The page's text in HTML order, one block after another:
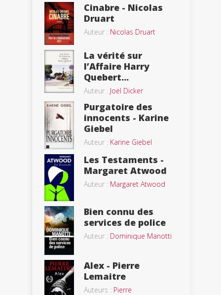
Cinabre - Nicolas
Druart
Auteur : Nicolas Druart
La vérité sur
l’Affaire Harry
Quebert...
Auteur : Joël Dicker
Purgatoire des
innocents - Karine
Giebel
Auteur : Karine Giebel
Les Testaments -
Margaret Atwood
Auteur : Margaret Atwood
Bien connu des
services de police
Auteur : Dominique Manotti
Alex - Pierre
Lemaitre
Auteurs : Pierre